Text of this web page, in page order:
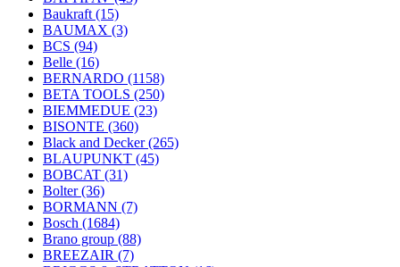
Baukraft (15)
BAUMAX (3)
BCS (94)
Belle (16)
BERNARDO (1158)
BETA TOOLS (250)
BIEMMEDUE (23)
BISONTE (360)
Black and Decker(265)
BLAUPUNKT (45)
BOBCAT (31)
Bolter(36)
BORMANN (7)
Bosch (1684)
Brano group (88)
BREEZAIR (7)